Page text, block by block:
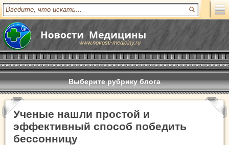
www.novosti-mediciny.ru
Выберите рубрику блога
Ученые нашли простой и
эффективный способ победить
бессонницу